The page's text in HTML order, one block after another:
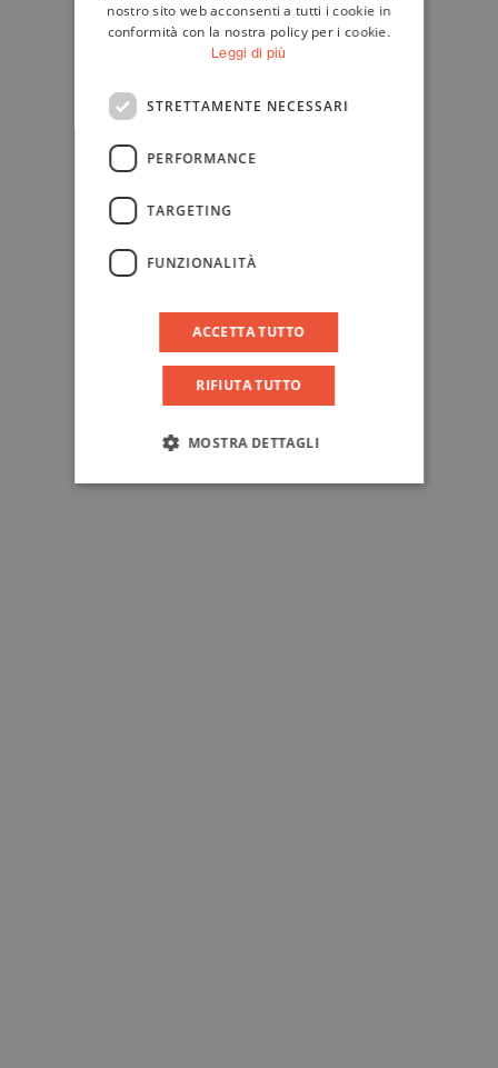
nostro sito web acconsenti a tutti i cookie in
conformità con la nostra policy per i cookie.
Leggi di più
STRETTAMENTE NECESSARI
PERFORMANCE
TARGETING
FUNZIONALITÀ
ACCETTA TUTTO
RIFIUTA TUTTO
MOSTRA DETTAGLI